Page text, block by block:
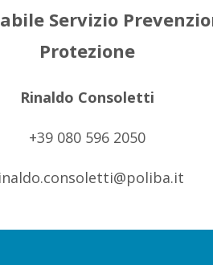
Servizio
Protezione
Rinaldo Consoletti
+39 080 596 2050